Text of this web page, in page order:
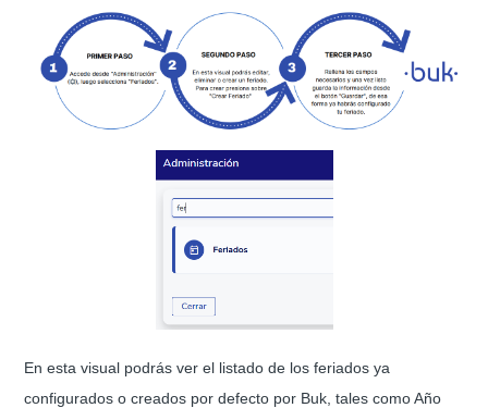
En esta visual podrás ver el listado de los feriados ya
configurados o creados por defecto por Buk, tales como Año